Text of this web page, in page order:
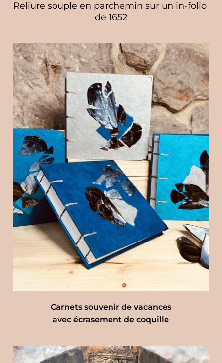
Reliure souple en parchemin sur un in-folio
de 1652
Carnets souvenir de vacances
avec écrasement de coquille